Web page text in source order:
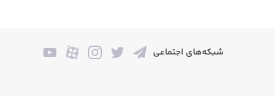
شبکه‌های اجتماعی